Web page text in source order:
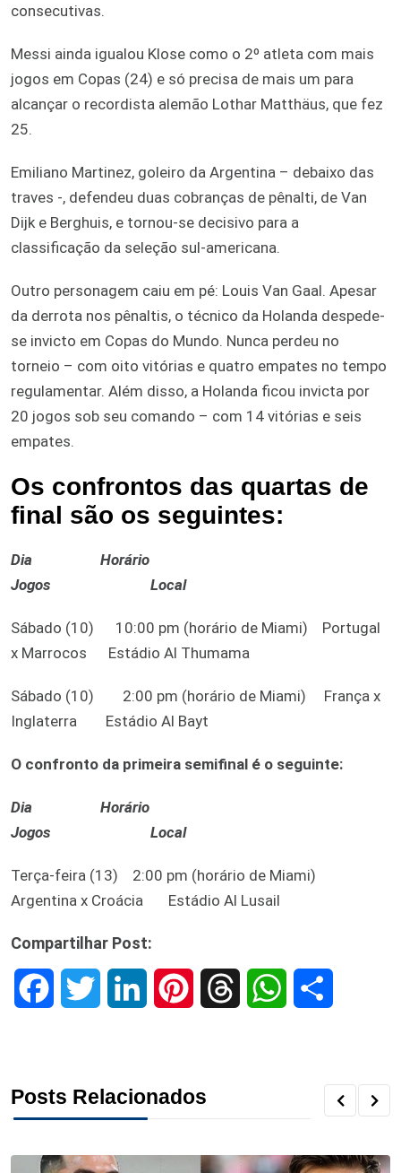
consecutivas.
Messi ainda igualou Klose como o 2º atleta com mais
jogos em Copas (24) e só precisa de mais um para
alcançar o recordista alemão Lothar Matthäus, que fez
25.
Emiliano Martinez, goleiro da Argentina – debaixo das
traves -, defendeu duas cobranças de pênalti, de Van
Dijk e Berghuis, e tornou-se decisivo para a
classificação da seleção sul-americana.
Outro personagem caiu em pé: Louis Van Gaal. Apesar
da derrota nos pênaltis, o técnico da Holanda despede-
se invicto em Copas do Mundo. Nunca perdeu no
torneio – com oito vitórias e quatro empates no tempo
regulamentar. Além disso, a Holanda ficou invicta por
20 jogos sob seu comando – com 14 vitórias e seis
empates.
Os confrontos das quartas de
final são os seguintes:
Dia Horário
Jogos Local
Sábado (10) 10:00 pm (horário de Miami) Portugal
x Marrocos Estádio Al Thumama
Sábado (10) 2:00 pm (horário de Miami) França x
Inglaterra Estádio Al Bayt
O confronto da primeira semifinal é o seguinte:
Dia Horário
Jogos Local
Terça-feira (13) 2:00 pm (horário de Miami)
Argentina x Croácia Estádio Al Lusail
Compartilhar Post:
e t k t
Posts Relacionados